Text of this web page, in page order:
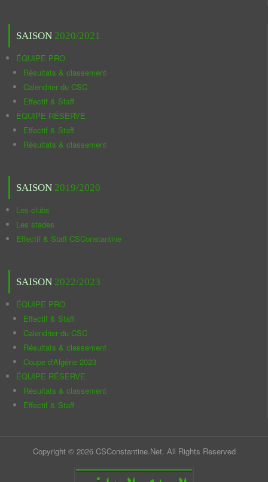
SAISON 2020/2021
ÉQUIPE PRO
Résultats & classement
Calendrier du CSC
Effectif & Staff
ÉQUIPE RÉSERVE
Effectif & Staff
Résultats & classement
SAISON 2019/2020
Les clubs
Les stades
Effectif & Staff CSConstantine
SAISON 2022/2023
ÉQUIPE PRO
Effectif & Staff
Calendrier du CSC
Résultats & classement
Coupe d'Algérie 2023
ÉQUIPE RÉSERVE
Résultats & classement
Effectif & Staff
Copyright © 2026 CSConstantine.Net. All Rights Reserved